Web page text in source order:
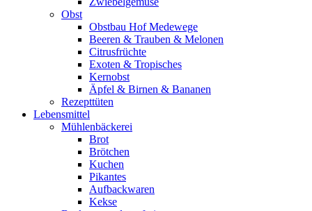
Obst
Obstbau Hof Medewege
Beeren & Trauben & Melonen
Citrusfrüchte
Exoten & Tropisches
Kernobst
Äpfel & Birnen & Bananen
Rezepttüten
Lebensmittel
Mühlenbäckerei
Brot
Brötchen
Kuchen
Pikantes
Aufbackwaren
Kekse